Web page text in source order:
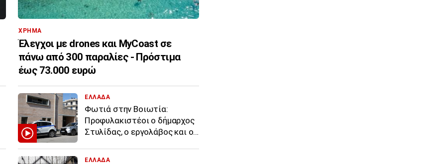
ΧΡΗΜΑ
Έλεγχοι με drones και MyCoast σε
πάνω από 300 παραλίες - Πρόστιμα
έως 73.000 ευρώ
ΕΛΛΑΔΑ
Φωτιά στην Βοιωτία:
Προφυλακιστέοι ο δήμαρχος
Στυλίδας, ο εργολάβος και ο
ΕΛΛΑΔΑ